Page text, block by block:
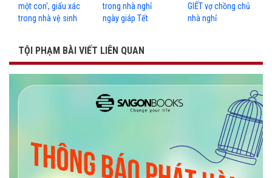
một con', giấu xác
trong nhà vệ sinh
trong nhà nghỉ
ngày giáp Tết
GIẾT vợ chồng chủ
nhà nghỉ
TỘI PHẠM BÀI VIẾT LIÊN QUAN